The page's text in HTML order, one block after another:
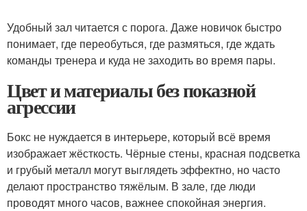
Удобный зал читается с порога. Даже новичок быстро
понимает, где переобуться, где размяться, где ждать
команды тренера и куда не заходить во время пары.
Цвет и материалы без показной
агрессии
Бокс не нуждается в интерьере, который всё время
изображает жёсткость. Чёрные стены, красная подсветка
и грубый металл могут выглядеть эффектно, но часто
делают пространство тяжёлым. В зале, где люди
проводят много часов, важнее спокойная энергия.